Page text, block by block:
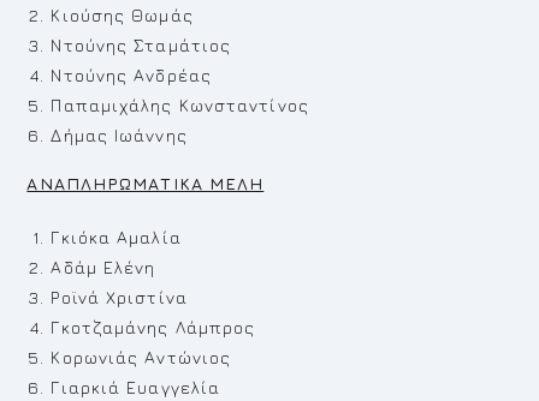
Κιούσης Θωμάς
Ντούνης Σταμάτιος
Ντούνης Ανδρέας
Παπαμιχάλης Κωνσταντίνος
Δήμας Ιωάννης
ΑΝΑΠΛΗΡΩΜΑΤΙΚΑ ΜΕΛΗ
Γκιόκα Αμαλία
Αδάμ Ελένη
Ροϊνά Χριστίνα
Γκοτζαμάνης Λάμπρος
Κορωνιάς Αντώνιος
Γιαρκιά Ευαγγελία